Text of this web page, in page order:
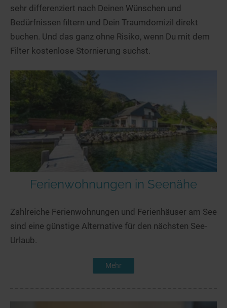
sehr differenziert nach Deinen Wünschen und
Bedürfnissen filtern und Dein Traumdomizil direkt
buchen. Und das ganz ohne Risiko, wenn Du mit dem
Filter kostenlose Stornierung suchst.
Ferienwohnungen in Seenähe
Zahlreiche Ferienwohnungen und Ferienhäuser am See
sind eine günstige Alternative für den nächsten See-
Urlaub.
Mehr